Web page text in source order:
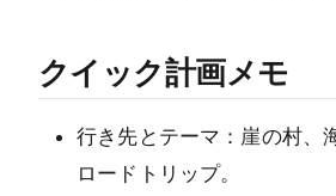
クイック計画メモ
行き先とテーマ：崖の村、
ロードトリップ。